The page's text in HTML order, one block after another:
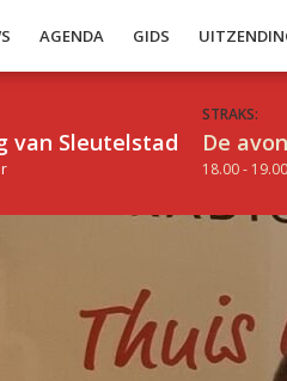
AGENDA GIDS
van Sleutelstad
STRAKS:
De
18.00 -